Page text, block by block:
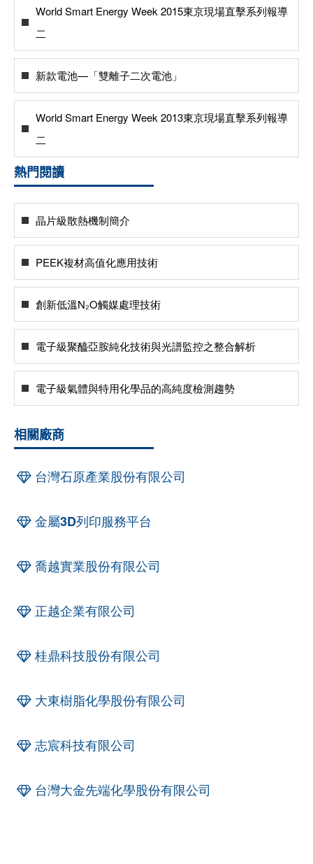
World Smart Energy Week 2015東京現場直擊系列報導
二
新款電池—「雙離子二次電池」
World Smart Energy Week 2013東京現場直擊系列報導
二
熱門閱讀
晶片級散熱機制簡介
PEEK複材高值化應用技術
創新低溫N₂O觸媒處理技術
電子級聚醯亞胺純化技術與光譜監控之整合解析
電子級氣體與特用化學品的高純度檢測趨勢
相關廠商
台灣石原產業股份有限公司
金屬3D列印服務平台
喬越實業股份有限公司
正越企業有限公司
桂鼎科技股份有限公司
大東樹脂化學股份有限公司
志宸科技有限公司
台灣大金先端化學股份有限公司